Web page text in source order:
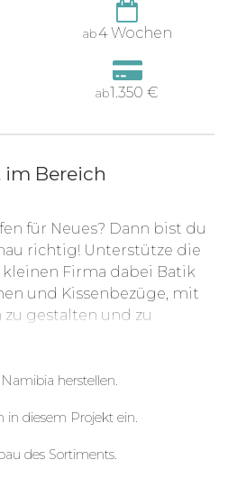
ab4 Wochen
ab1.350 €
Bereich
für Neues? Dann bist du
richtig! Unterstütze die
Firma dabei Batik
und Kissenbezüge, mit
gestalten und zu
Mithilfe in der
Einsatzfelder. Deine
herstellen.
in diesem Projekt ein.
des Sortiments.